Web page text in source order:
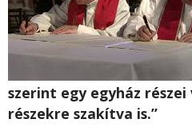
szerint egy egyház
részekre szakítva is.”